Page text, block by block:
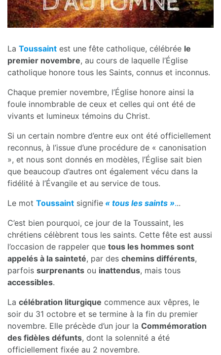
La Toussaint est une fête catholique, célébrée le
premier novembre, au cours de laquelle l’Église
catholique honore tous les Saints, connus et inconnus.
Chaque premier novembre, l’Église honore ainsi la
foule innombrable de ceux et celles qui ont été de
vivants et lumineux témoins du Christ.
Si un certain nombre d’entre eux ont été officiellement
reconnus, à l’issue d’une procédure de « canonisation
», et nous sont donnés en modèles, l’Église sait bien
que beaucoup d’autres ont également vécu dans la
fidélité à l’Évangile et au service de tous.
Le mot Toussaint signifie « tous les saints »...
C’est bien pourquoi, ce jour de la Toussaint, les
chrétiens célèbrent tous les saints. Cette fête est aussi
l’occasion de rappeler que tous les hommes sont
appelés à la sainteté, par des chemins différents,
parfois surprenants ou inattendus, mais tous
accessibles.
La célébration liturgique commence aux vêpres, le
soir du 31 octobre et se termine à la fin du premier
novembre. Elle précède d’un jour la Commémoration
des fidèles défunts, dont la solennité a été
officiellement fixée au 2 novembre.